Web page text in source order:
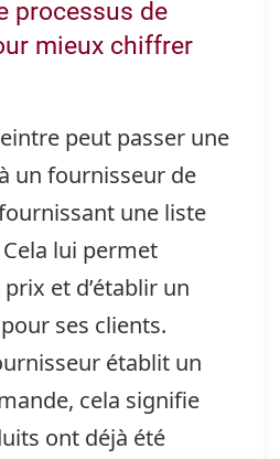
processus de
mieux chiffrer
peut passer une
un fournisseur de
une liste
lui permet
prix et d’établir un
ses clients.
établit un
cela signifie
ont déjà été